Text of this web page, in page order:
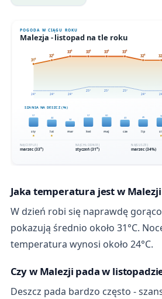
Jaka temperatura jest w
W dzień robi się naprawdę
pokazują średnio około 31°C.
temperatura wynosi około 24°C.
Czy w Malezji pada w
Deszcz pada bardzo często -